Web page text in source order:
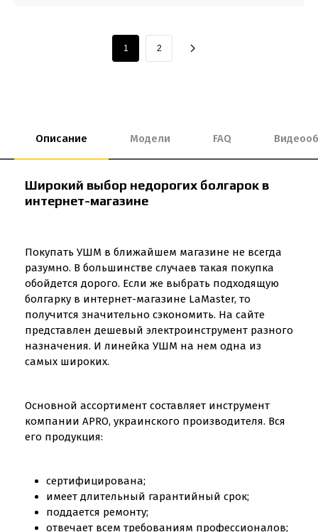
1 2
Описание Модели FAQ
Широкий выбор недорогих болгарок в
интернет-магазине
Покупать УШМ в ближайшем магазине не всегда
разумно. В большинстве случаев такая покупка
обойдется дорого. Если же выбрать подходящую
болгарку в интернет-магазине LaMaster, то
получится значительно сэкономить. На сайте
представлен дешевый электроинструмент разного
назначения. И линейка УШМ на нем одна из
самых широких.
Основной ассортимент составляет инструмент
компании APRO, украинского производителя. Вся
его продукция:
сертифицирована;
имеет длительный гарантийный срок;
поддается ремонту;
отвечает всем требованиям профессионалов;